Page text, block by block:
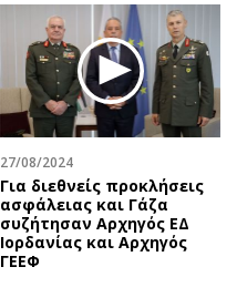
27/08/2024
Για διεθνείς προκλήσεις
ασφάλειας και Γάζα
συζήτησαν Αρχηγός ΕΔ
Ιορδανίας και Αρχηγός
ΓΕΕΦ